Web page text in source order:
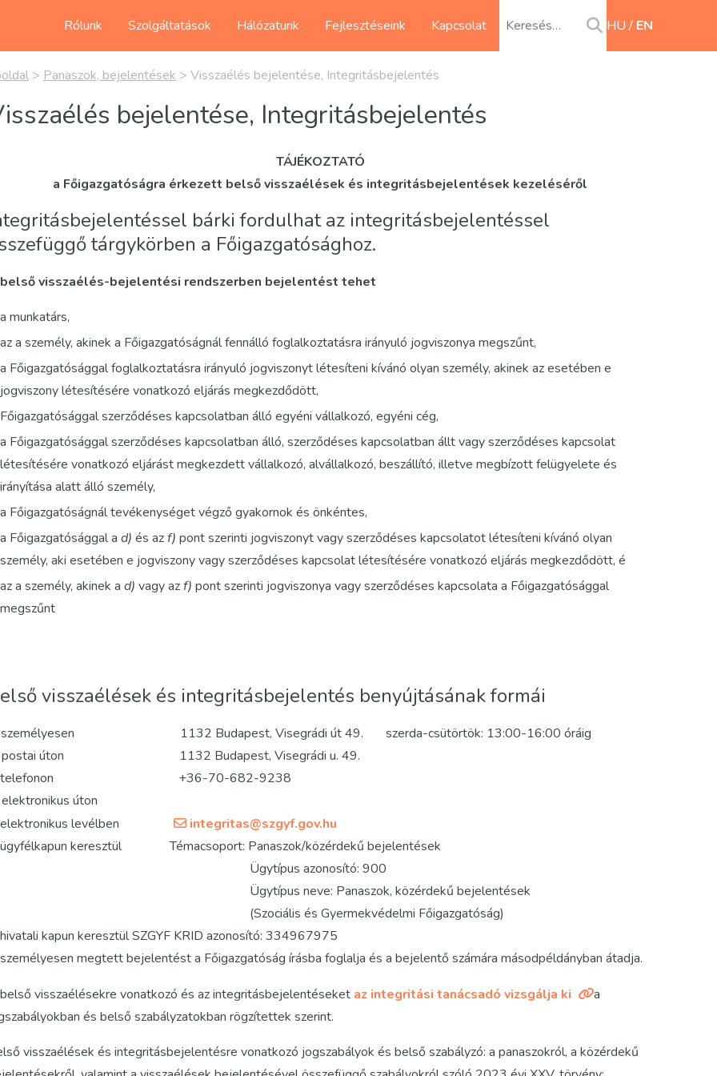
Rólunk Szolgáltatások Hálózatunk Fejlesztéseink Kapcsolat HU EN
> Panaszok, bejelentések > Visszaélés bejelentése, Integritásbejelentés
bejelentése, Integritásbejelentés
TÁJÉKOZTATÓ
a Főigazgatóságra érkezett belső visszaélések és integritásbejelentések kezeléséről
bárki fordulhat az integritásbejelentéssel
tárgykörben a Főigazgatósághoz.
belső visszaélés-bejelentési rendszerben bejelentést tehet
a munkatárs,
az a személy, akinek a Főigazgatóságnál fennálló foglalkoztatásra irányuló jogviszonya megszűnt,
a Főigazgatósággal foglalkoztatásra irányuló jogviszonyt létesíteni kívánó olyan személy, akinek az esetében e
jogviszony létesítésére vonatkozó eljárás megkezdődött,
Főigazgatósággal szerződéses kapcsolatban álló egyéni vállalkozó, egyéni cég,
a Főigazgatósággal szerződéses kapcsolatban álló, szerződéses kapcsolatban állt vagy szerződéses kapcsolat
létesítésére vonatkozó eljárást megkezdett vállalkozó, alvállalkozó, beszállító, illetve megbízott felügyelete és
irányítása alatt álló személy,
a Főigazgatóságnál tevékenységet végző gyakornok és önkéntes,
a Főigazgatósággal a d) és azf) pont szerinti jogviszonyt vagy szerződéses kapcsolatot létesíteni kívánó olyan
személy, aki esetében e jogviszony vagy szerződéses kapcsolat létesítésére vonatkozó eljárás megkezdődött, é
az a személy, akinek a d) vagy azf) pont szerinti jogviszonya vagy szerződéses kapcsolata a Főigazgatósággal
megszűnt
visszaélések és integritásbejelentés benyújtásának formái
személyesen 1132 Budapest, Visegrádi út 49. szerda-csütörtök: 13:00-16:00 óráig
postai úton 1132 Budapest, Visegrádi u. 49.
telefonon +36-70-682-9238
úton
levélben
integritas@szgyf.gov.hu
keresztül Témacsoport: Panaszok/közérdekű bejelentések
azonosító: 900
neve: Panaszok, közérdekű bejelentések
és Gyermekvédelmi Főigazgatóság)
kapun keresztül SZGYF KRID azonosító: 334967975
megtett bejelentést a Főigazgatóság írásba foglalja és a bejelentő számára másodpéldányban átadja.
visszaélésekre vonatkozó és az integritásbejelentéseket az integritási tanácsadó vizsgálja ki
a
és belső szabályzatokban rögzítettek szerint.
visszaélések és integritásbejelentésre vonatkozó jogszabályok és belső szabályzó: a panaszokról, a közérdekű